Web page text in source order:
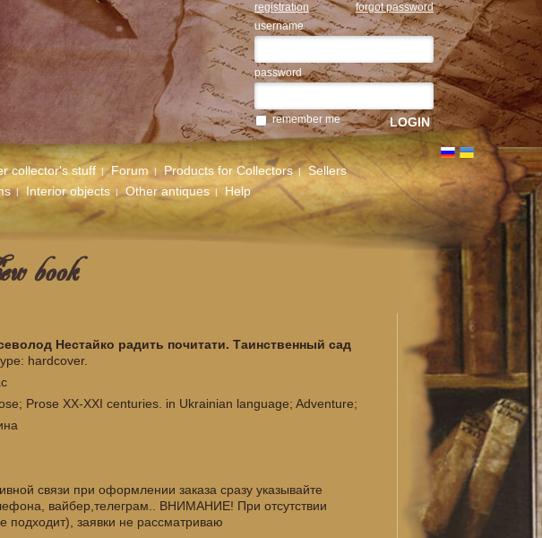
registration
forgot password
username
password
remember me
collector's stuff Forum Products for Collectors
Sellers
Interior objects Other antiques Help
book
Нестайко радить почитати. Таинственный сад
hardcover.
Prose XX-XXI centuries. in Ukrainian language; Adventure;
связи при оформлении заказа сразу указывайте
вайбер,телеграм.. ВНИМАНИЕ! При отсутствии
подходит), заявки не рассматриваю